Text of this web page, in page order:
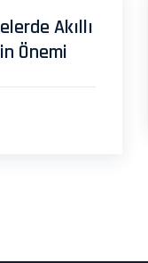
Akıllı
Önemi